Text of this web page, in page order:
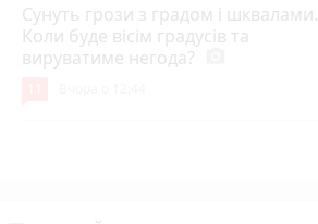
Сунуть грози з градом і шквалами.
Коли буде вісім градусів та
вируватиме негода?